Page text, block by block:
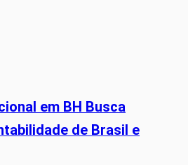
em BH Busca
de Brasil e